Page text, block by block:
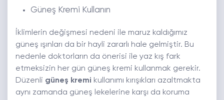
Güneş Kremi Kullanın
İklimlerin değişmesi nedeni ile maruz kaldığımız
güneş ışınları da bir hayli zararlı hale gelmiştir. Bu
nedenle doktorların da önerisi ile yaz kış fark
etmeksizin her gün güneş kremi kullanmak gerekir.
Düzenli güneş kremi kullanımı kırışıkları azaltmakta
aynı zamanda güneş lekelerine karşı da koruma